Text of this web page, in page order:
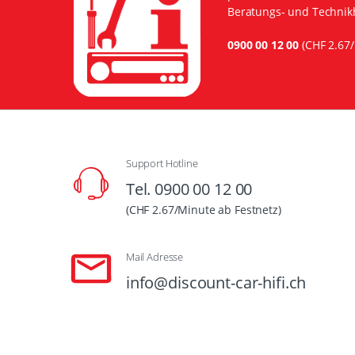
Beratungs- und
0900 00 12 00 (CHF
Support Hotline
Tel. 0900 00 12 00
(CHF 2.67/Minute ab Festnetz)
Mail Adresse
info@discount-car-hifi.ch